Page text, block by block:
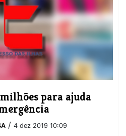
para ajuda
/ 4 dez 2019 10:09